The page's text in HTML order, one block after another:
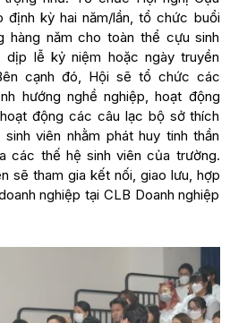
định kỳ hai năm/lần, tổ chức buổi
hàng năm cho toàn thể cựu sinh
dịp lễ kỷ niệm hoặc ngày truyền
cạnh đó, Hội sẽ tổ chức các
hướng nghề nghiệp, hoạt động
động các câu lạc bộ sở thích
viên nhằm phát huy tinh thần
các thế hệ sinh viên của trường.
sẽ tham gia kết nối, giao lưu, hợp
nghiệp tại CLB Doanh nghiệp